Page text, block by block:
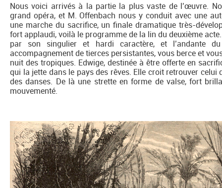
Nous voici arrivés à la partie la plus vaste de l’œuvre.
grand opéra, et M. Offenbach nous y conduit avec une
une marche du sacrifice, un finale dramatique très-
fort applaudi, voilà le programme de la lin du deuxième
par son singulier et hardi caractère, et l’andante
accompagnement de tierces persistantes, vous berce et
nuit des tropiques. Edwige, destinée à être offerte en
qui la jette dans le pays des rêves. Elle croit retrouver celui
des danses. De là une strette en forme de valse, fort
mouvementé.